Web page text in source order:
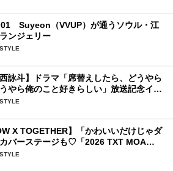
Suyeon（VVUP）が通うソウル・江
ンジェリー
西詠斗】ドラマ「席替えしたら、どうやら
やら俺のこと好きらしい」放送記念イン
然と詠斗くんが可愛く見えたんです」
X TOGETHER】「かわいいだけじゃダ
バーステージも♡「2026 TXT MOA
」千葉公演2日目を詳細レポ【後編】